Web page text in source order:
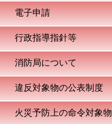
電子申請
行政指導指針等
消防局について
違反対象物の公表制度
火災予防上の命令対象物